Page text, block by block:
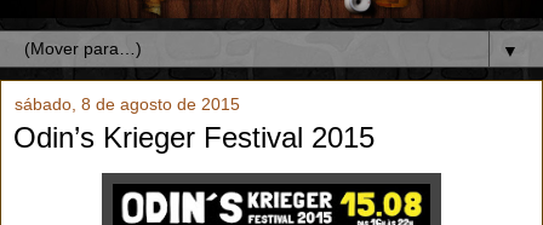
▼
sábado, 8 de agosto de 2015
Odin’s Krieger Festival 2015